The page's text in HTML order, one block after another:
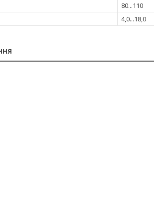
80...110
4,0...18,0